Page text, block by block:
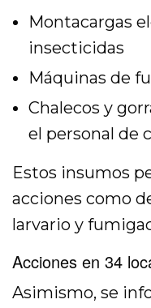
Montacargas
insecticidas
Máquinas de
Chalecos y
el personal de
Estos insumos
acciones como
larvario y
Acciones en 34
Asimismo, se